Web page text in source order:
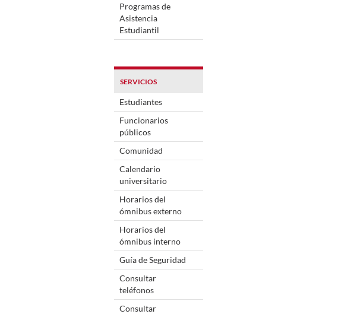
Programas de
Asistencia
Estudiantil
SERVICIOS
Estudiantes
Funcionarios
públicos
Comunidad
Calendario
universitario
Horarios del
ómnibus externo
Horarios del
ómnibus interno
Guía de Seguridad
Consultar
teléfonos
Consultar